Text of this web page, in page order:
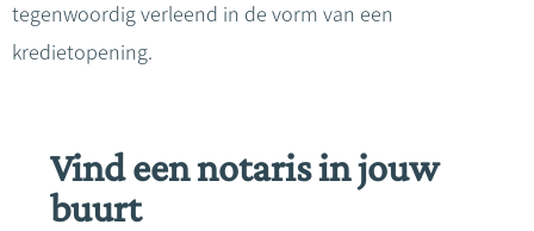
tegenwoordig verleend in de vorm van een
kredietopening.
Vind een notaris in jouw
buurt